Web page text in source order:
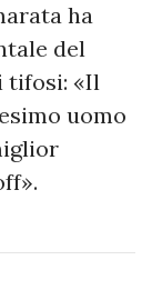
ha
del
tifosi: «Il
uomo